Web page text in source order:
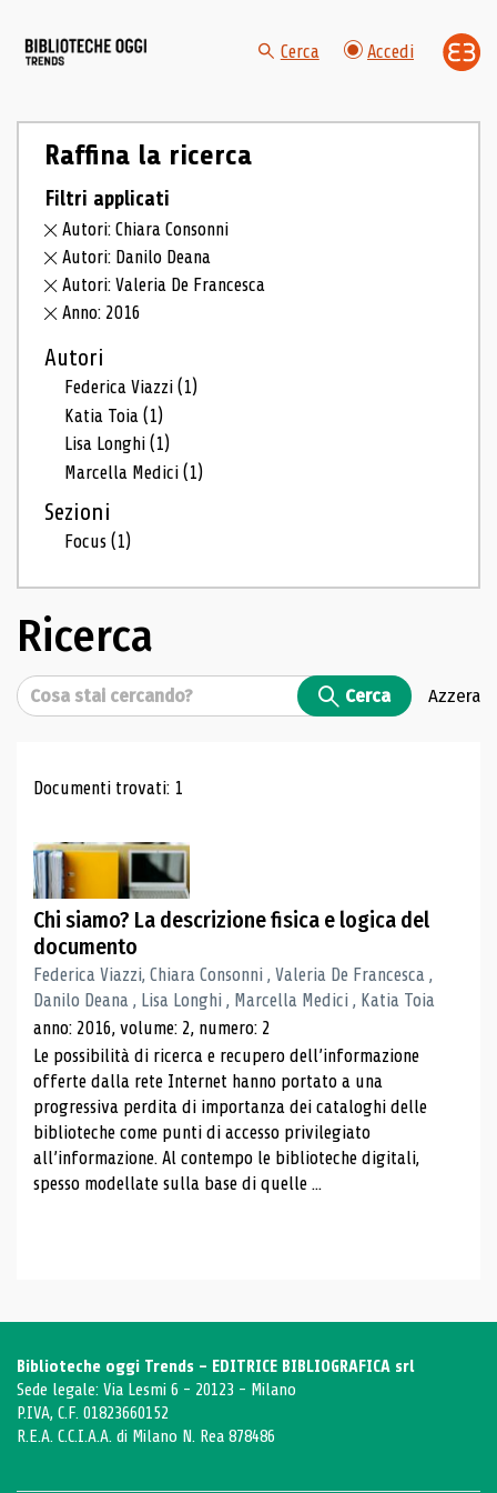
Cerca Accedi
Raffina la ricerca
Filtri applicati
Autori: Chiara Consonni
Autori: Danilo Deana
Autori: Valeria De Francesca
Anno: 2016
Autori
Federica Viazzi(1)
Katia Toia(1)
Lisa Longhi(1)
Marcella Medici(1)
Sezioni
Focus(1)
Ricerca
Cerca Cerca Azzera
Risultati di ricerca
Documenti trovati: 1
Chi siamo? La descrizione fisica e logica del
documento
Federica Viazzi, Chiara Consonni , Valeria De Francesca ,
Danilo Deana , Lisa Longhi , Marcella Medici , Katia Toia
anno: 2016, volume: 2, numero: 2
Le possibilità di ricerca e recupero dell’informazione
offerte dalla rete Internet hanno portato a una
progressiva perdita di importanza dei cataloghi delle
biblioteche come punti di accesso privilegiato
all’informazione. Al contempo le biblioteche digitali,
spesso modellate sulla base di quelle ...
Biblioteche oggi Trends - EDITRICE BIBLIOGRAFICA srl
Sede legale: Via Lesmi 6 - 20123 - Milano
P.IVA, C.F. 01823660152
R.E.A. C.C.I.A.A. di Milano N. Rea 878486